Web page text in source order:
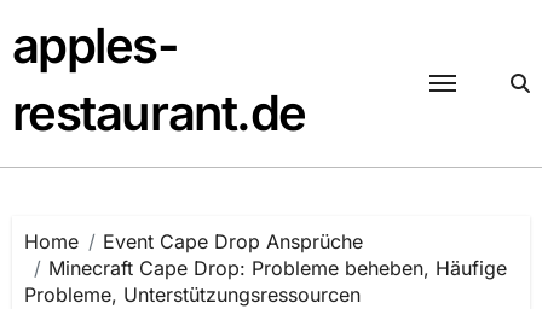
to
content
apples-
restaurant.de
Home
Event Cape Drop Ansprüche
Minecraft Cape Drop: Probleme beheben, Häufige
Probleme, Unterstützungsressourcen